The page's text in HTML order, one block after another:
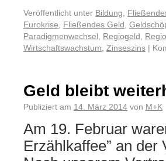
Veröffentlicht unter Bildung
Eurokrise
Fließendes Geld
Paradigmenwechsel
Regiogeld
Wirtschaftswachstum Zinseszins |
Geld bleibt
Publiziert am 14. März 2014 von M+K
Am 19. Februar
Erzählkaffee” an